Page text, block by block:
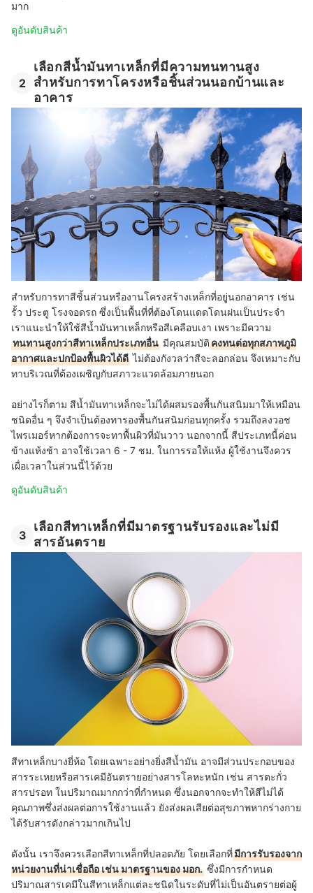
มาก
ดูอันดับสินค้า
2
เลือกสีน้ำมันทาเหล็กที่มีความทนทานสูง
สำหรับการทาโครงหรือชิ้นส่วนนอกบ้านและ
อาคาร
สำหรับการทาสีชิ้นส่วนหรืองานโครงสร้างเหล็กที่อยู่นอกอาคาร เช่น
รั้ว ประตู โรงจอดรถ ซึ่งเป็นพื้นที่ที่ต้องโดนแดดโดนฝนเป็นประจำ
เราแนะนำให้ใช้สีน้ำมันทาเหล็กหรือสีเคลือบเงา เพราะมีความ
ทนทานสูงกว่าสีทาเหล็กประเภทอื่น มีคุณสมบัติคงทนต่อทุกสภาพภูมิ
อากาศและปกป้องพื้นผิวได้ดี ไม่ต้องกังวลว่าสีจะลอกล่อน จึงเหมาะกับ
ทาบริเวณที่ต้องเผชิญกับสภาวะแวดล้อมภายนอก
อย่างไรก็ตาม สีน้ำมันทาเหล็กจะไม่ได้ผสมรองพื้นกันสนิมมาให้เหมือน
ชนิดอื่น ๆ จึงจำเป็นต้องทารองพื้นกันสนิมก่อนทุกครั้ง รวมถึงลงวอช
ไพรเมอร์หากต้องการจะทาพื้นผิวที่มันวาว นอกจากนี้ สีประเภทนี้ค่อน
ข้างแห้งช้า อาจใช้เวลา 6 - 7 ชม. ในการรอให้แห้ง ผู้ใช้งานจึงควร
เผื่อเวลาในส่วนนี้ไว้ด้วย
ดูอันดับสินค้า
3
เลือกสีทาเหล็กที่มีมาตรฐานรับรองและไม่มี
สารอันตราย
สีทาเหล็กบางยี่ห้อ โดยเฉพาะอย่างยิ่งสีน้ำมัน อาจมีส่วนประกอบของ
สารระเหยหรือสารเคมีอันตรายอย่างสารโลหะหนัก เช่น สารตะกั่ว
สารปรอท ในปริมาณมากกว่าที่กำหนด ซึ่งนอกจากจะทำให้สีไม่ได้
คุณภาพซึ่งส่งผลต่อการใช้งานแล้ว ยังส่งผลเสียต่อสุขภาพหากร่างกาย
ได้รับสารดังกล่าวมากเกินไป
ดังนั้น เราจึงควรเลือกสีทาเหล็กที่ปลอดภัย โดยเลือกที่มีการรับรองจาก
หน่วยงานที่น่าเชื่อถือ เช่น มาตรฐานของ มอก. ซึ่งมีการกำหนด
ปริมาณสารเคมีในสีทาเหล็กแต่ละชนิดในระดับที่ไม่เป็นอันตรายต่อผู้